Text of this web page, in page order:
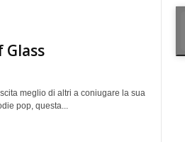
Glass
meglio di altri a coniugare la sua
pop, questa...